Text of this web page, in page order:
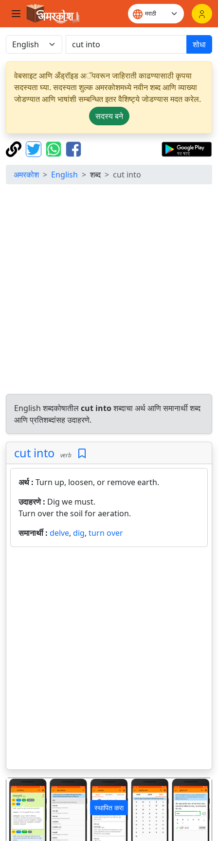
शोधा
वेबसाइट आणि अँड्रॉइड अॅपवरून जाहिराती काढण्यासाठी कृपया
सदस्यता घ्या. सदस्यता शुल्क अमरकोशमध्ये नवीन शब्द आणि व्याख्या
जोडण्यात आणि भाषांशी सम्बन्धित इतर वैशिष्ट्ये जोडण्यास मदत करेल.
सदस्य बने
अमरकोश English शब्द cut into
English शब्दकोषातीलcut intoशब्दाचा अर्थ आणि समानार्थी शब्द
आणि प्रतिशब्दांसह उदाहरणे.
cut into verb
अर्थ : Turn up, loosen, or remove earth.
उदाहरणे : Dig we must.
Turn over the soil for aeration.
समानार्थी : delve, dig, turn over
स्थापित करा
पिछला अगला